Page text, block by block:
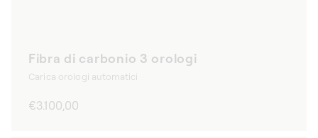
Fibra di carbonio 3 orologi
Carica orologi automatici
Prezzo
€3.100,00